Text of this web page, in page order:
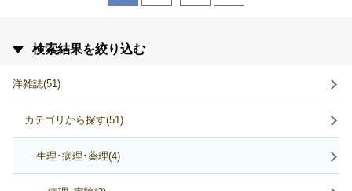
検索結果を絞り込む
洋雑誌(51)
カテゴリから探す(51)
生理･病理･薬理(4)